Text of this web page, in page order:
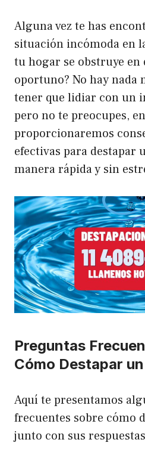
Alguna vez te has
situación incómoda en
tu hogar se obstruye
oportuno? No hay nada
tener que lidiar con un
pero no te preocupes,
proporcionaremos
efectivas para destapar
manera rápida y sin
Preguntas
Cómo Destapar
Aquí te presentamos
frecuentes sobre cómo
junto con sus